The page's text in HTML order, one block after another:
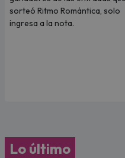
sorteó Ritmo Romántica, solo
ingresa a la nota.
Lo último